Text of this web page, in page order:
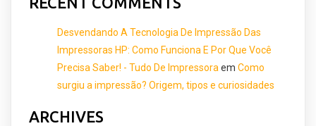
Desvendando A Tecnologia De Impressão Das
Impressoras HP: Como Funciona E Por Que Você
Precisa Saber! - Tudo De Impressora em Como
surgiu a impressão? Origem, tipos e curiosidades
ARCHIVES